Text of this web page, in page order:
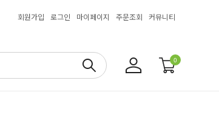
회원가입 로그인 마이페이지 주문조회 커뮤니티
0